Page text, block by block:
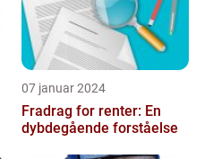
07 januar 2024
Fradrag for renter: En
dybdegående forståelse